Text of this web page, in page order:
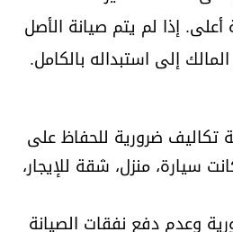
إذا لم يتم صيانة الأصل
إلى استبداله بالكامل.
تكاليف ضرورية للحفاظ على
سيارة، منزل، شقة للإيجار،
وعدم دفع نفقات الصيانة